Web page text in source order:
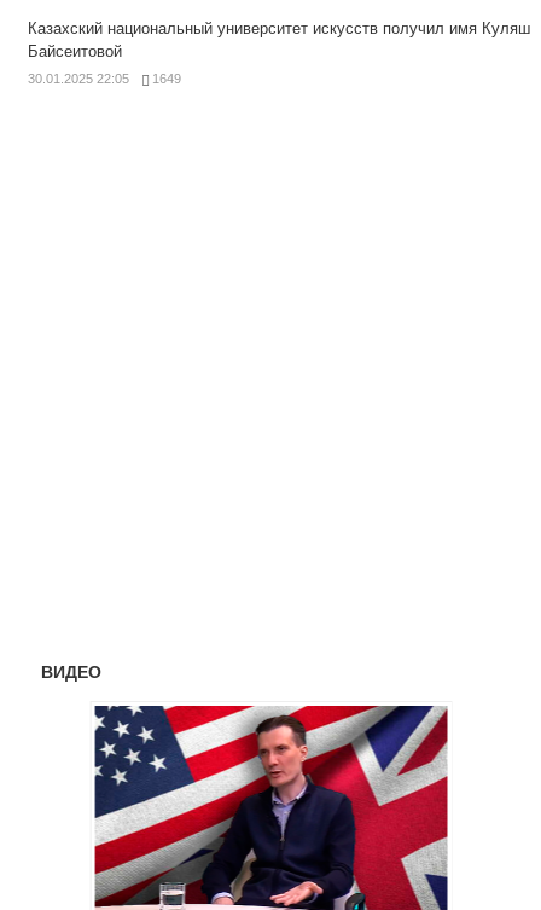
Казахский национальный университет искусств получил имя Куляш
Байсеитовой
30.01.2025 22:05 1649
ВИДЕО